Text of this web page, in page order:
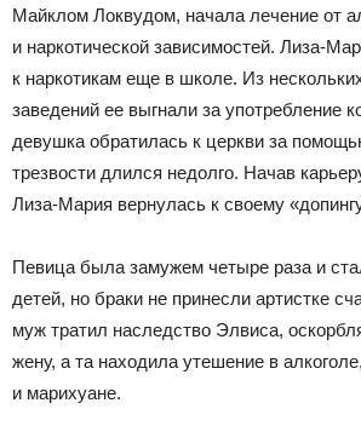
Майклом Локвудом, начала лечение от
и наркотической зависимостей. Лиза-
к наркотикам еще в школе. Из
заведений ее выгнали за употребление
девушка обратилась к церкви за
трезвости длился недолго. Начав
Лиза-Мария вернулась к своему
Певица была замужем четыре раза и
детей, но браки не принесли артистке
муж тратил наследство Элвиса,
жену, а та находила утешение в
и марихуане.